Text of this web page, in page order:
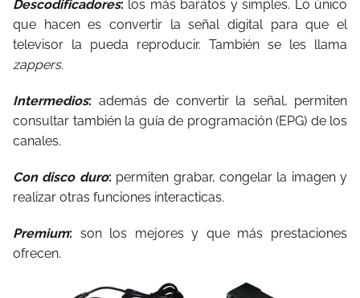
Descodificadores: los más baratos y simples. Lo único
que hacen es convertir la señal digital para que el
televisor la pueda reproducir. También se les llama
zappers.
Intermedios: además de convertir la señal, permiten
consultar también la guía de programación (EPG) de los
canales.
Con disco duro: permiten grabar, congelar la imagen y
realizar otras funciones interacticas.
Premium: son los mejores y que más prestaciones
ofrecen.